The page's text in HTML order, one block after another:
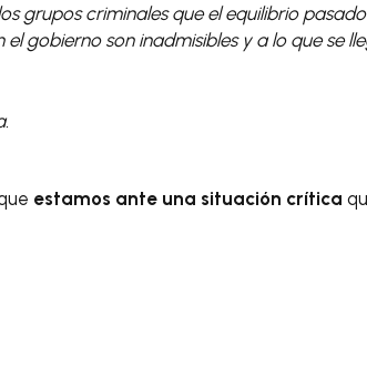
grupos criminales que el equilibrio
el gobierno son inadmisibles y a lo que se
estamos ante una situación crítica